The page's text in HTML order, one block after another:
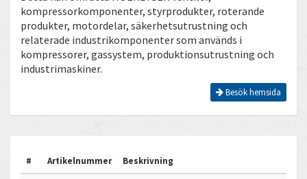
kompressorkomponenter, styrprodukter, roterande
produkter, motordelar, säkerhetsutrustning och
relaterade industrikomponenter som används i
kompressorer, gassystem, produktionsutrustning och
industrimaskiner.
Besök hemsida
# Artikelnummer Beskrivning